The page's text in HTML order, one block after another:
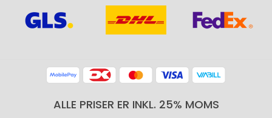
ALLE PRISER ER INKL. 25% MOMS